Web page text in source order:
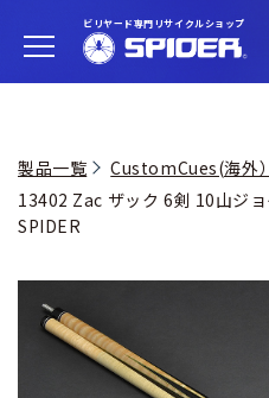
ビリヤード専門リサイクルショップ
製品一覧 CustomCues(海外）
13402 Zac ザック 6剣 10山ジ
SPIDER